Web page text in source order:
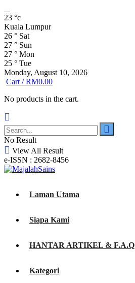
23 °c
Kuala Lumpur
26 ° Sat
27 ° Sun
27 ° Mon
25 ° Tue
Monday, August 10, 2026
Cart /RM0.00
No products in the cart.
No Result
View All Result
e-ISSN : 2682-8456
Laman Utama
Siapa Kami
HANTAR ARTIKEL & F.A.Q
Kategori